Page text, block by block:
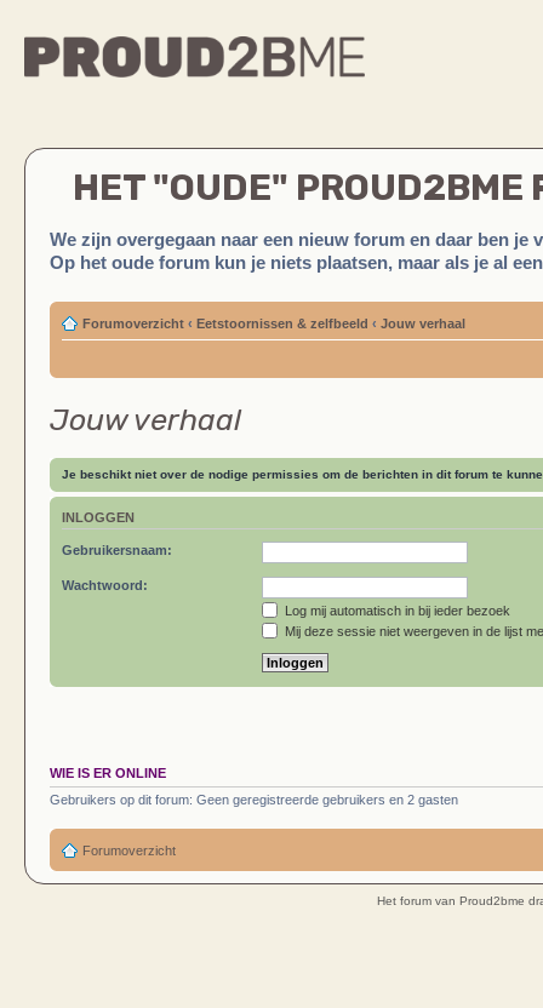
HET "OUDE" PROUD2BME
We zijn overgegaan naar een nieuw forum en daar ben je
Op het oude forum kun je niets plaatsen, maar als je al
Forumoverzicht ‹ Eetstoornissen & zelfbeeld ‹ Jouw verhaal
Jouw verhaal
Je beschikt niet over de nodige permissies om de berichten in dit forum te
INLOGGEN
Gebruikersnaam:
Wachtwoord:
Log mij automatisch in bij ieder bezoek
Mij deze sessie niet weergeven in de lijst
WIE IS ER ONLINE
Gebruikers op dit forum: Geen geregistreerde gebruikers en 2 gasten
Forumoverzicht
Het forum van Proud2bme